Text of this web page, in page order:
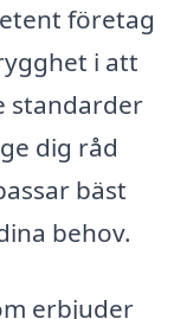
företag
i att
standarder
dig råd
bäst
behov.
erbjuder